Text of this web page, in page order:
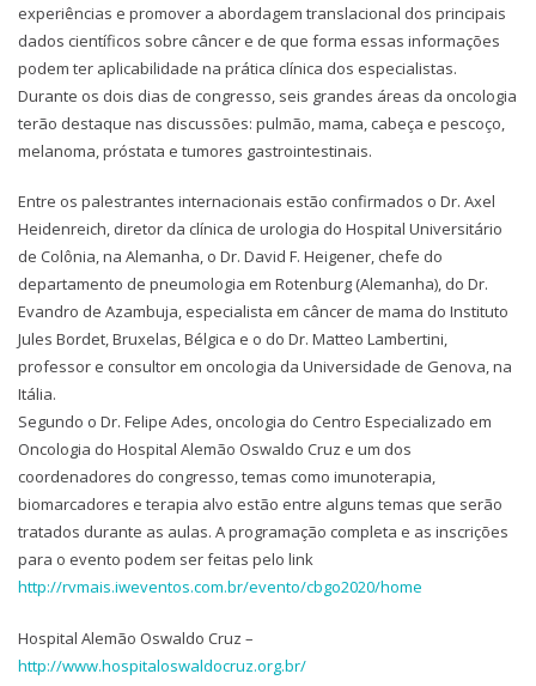
experiências e promover a abordagem translacional dos principais
dados científicos sobre câncer e de que forma essas informações
podem ter aplicabilidade na prática clínica dos especialistas.
Durante os dois dias de congresso, seis grandes áreas da oncologia
terão destaque nas discussões: pulmão, mama, cabeça e pescoço,
melanoma, próstata e tumores gastrointestinais.
Entre os palestrantes internacionais estão confirmados o Dr. Axel
Heidenreich, diretor da clínica de urologia do Hospital Universitário
de Colônia, na Alemanha, o Dr. David F. Heigener, chefe do
departamento de pneumologia em Rotenburg (Alemanha), do Dr.
Evandro de Azambuja, especialista em câncer de mama do Instituto
Jules Bordet, Bruxelas, Bélgica e o do Dr. Matteo Lambertini,
professor e consultor em oncologia da Universidade de Genova, na
Itália.
Segundo o Dr. Felipe Ades, oncologia do Centro Especializado em
Oncologia do Hospital Alemão Oswaldo Cruz e um dos
coordenadores do congresso, temas como imunoterapia,
biomarcadores e terapia alvo estão entre alguns temas que serão
tratados durante as aulas. A programação completa e as inscrições
para o evento podem ser feitas pelo link
http://rvmais.iweventos.com.br/evento/cbgo2020/home
Hospital Alemão Oswaldo Cruz –
http://www.hospitaloswaldocruz.org.br/